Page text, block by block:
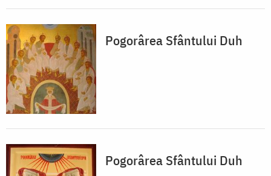
Pogorârea Sfântului Duh
Pogorârea Sfântului Duh